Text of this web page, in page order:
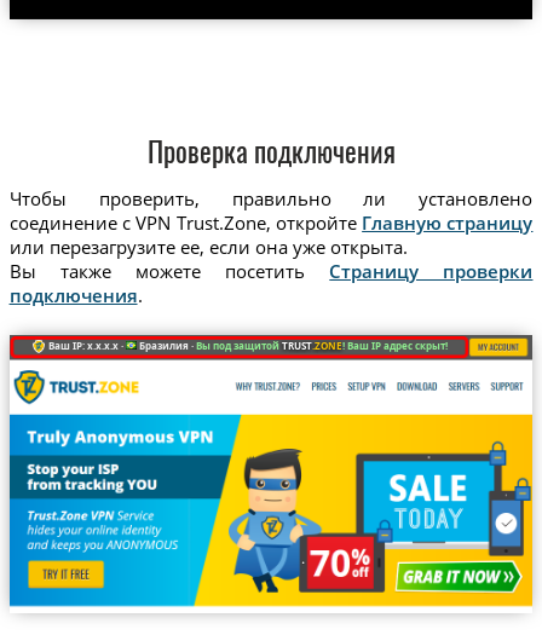
Проверка подключения
Чтобы проверить, правильно ли установлено
соединение с VPN Trust.Zone, откройте Главную страницу
или перезагрузите ее, если она уже открыта.
Вы также можете посетить Страницу проверки
подключения.
Ваш IP: x.x.x.x · Бразилия ·Вы под защитойTRUST.ZONE! Ваш IP адрес скрыт!